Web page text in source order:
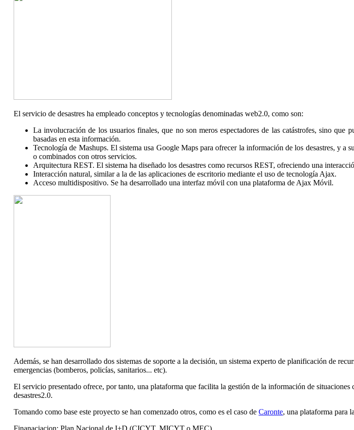
El servicio de desastres ha empleado conceptos y tecnologías denominadas web2.0, como son:
La involucración de los usuarios finales, que no son meros espectadores de las catástrofes, sino que
basadas en esta información.
Tecnología de Mashups. El sistema usa Google Maps para ofrecer la información de los desastres, y a
o combinados con otros servicios.
Arquitectura REST. El sistema ha diseñado los desastres como recursos REST, ofreciendo una
Interacción natural, similar a la de las aplicaciones de escritorio mediante el uso de tecnología Ajax.
Acceso multidispositivo. Se ha desarrollado una interfaz móvil con una plataforma de Ajax Móvil.
Además, se han desarrollado dos sistemas de soporte a la decisión, un sistema experto de planificación de
emergencias (bomberos, policías, sanitarios... etc).
El servicio presentado ofrece, por tanto, una plataforma que facilita la gestión de la información de
desastres2.0.
Tomando como base este proyecto se han comenzado otros, como es el caso de Caronte, una plataforma para